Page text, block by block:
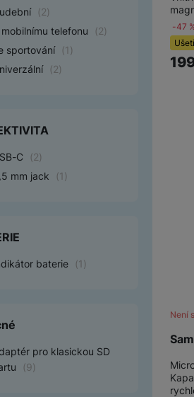
Marketingové cookies
na našich stránkách, tak na
(2)
mobilnímu telefonu
(2)
sportování (1 )
(2)
C (2)
mm jack
(1 )
baterie (1 )
pro klasickou SD
(9)
-47
Není